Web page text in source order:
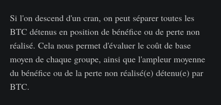
Si l'on descend d'un cran, on peut séparer toutes les
BTC détenus en position de bénéfice ou de perte non
réalisé. Cela nous permet d'évaluer le coût de base
moyen de chaque groupe, ainsi que l'ampleur moyenne
du bénéfice ou de la perte non réalisé(e) détenu(e) par
BTC.